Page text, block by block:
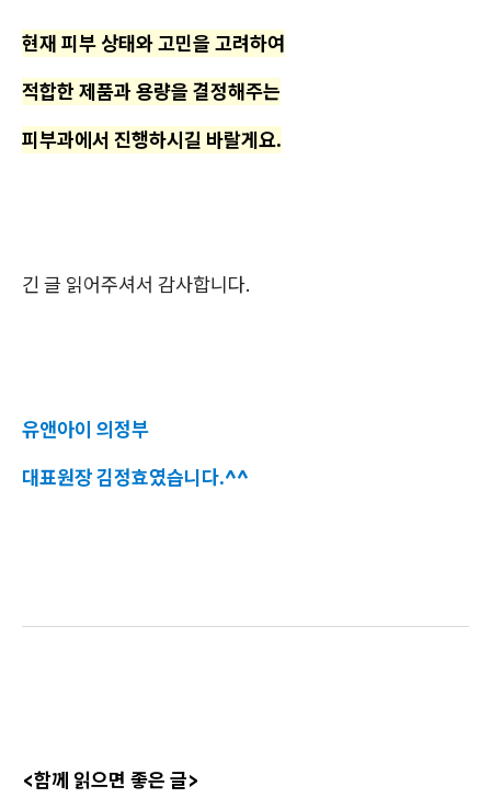
현재 피부 상태와 고민을 고려하여
적합한 제품과 용량을 결정해주는
피부과에서 진행하시길 바랄게요.
긴 글 읽어주셔서 감사합니다.
유앤아이 의정부
대표원장 김정효였습니다.^^
<함께 읽으면 좋은 글>